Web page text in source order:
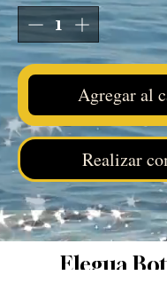
Agregar al
Realizar
Elegua